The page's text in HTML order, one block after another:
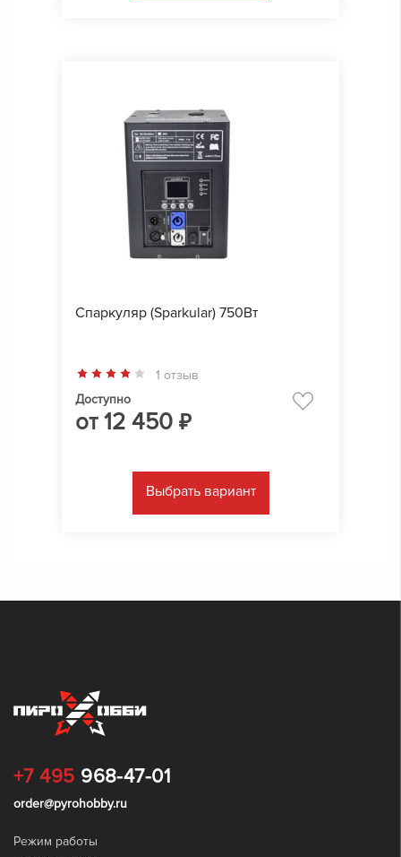
Спаркуляр (Sparkular) 750Вт
1 отзыв
Доступно
от12 450 ₽
Выбрать вариант
+7 495 968-47-01
order@pyrohobby.ru
Режим работы